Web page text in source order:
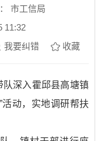
市工信局
11:32
我要纠错 收藏
深入霍邱县高塘镇
活动，实地调研帮扶